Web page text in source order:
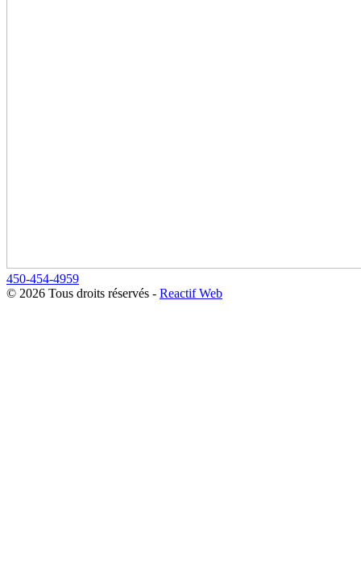
450-454-4959
© 2026 Tous droits réservés - Reactif Web